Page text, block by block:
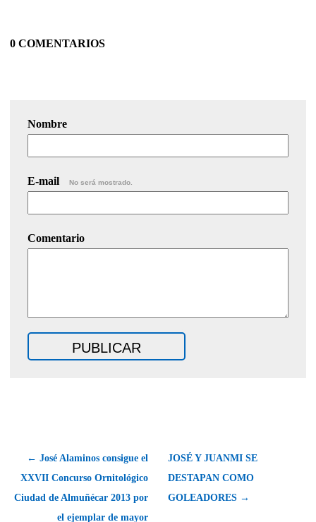
0 COMENTARIOS
Nombre
E-mail No será mostrado.
Comentario
← José Alaminos consigue el
XXVII Concurso Ornitológico
Ciudad de Almuñécar 2013 por
el ejemplar de mayor
JOSÉ Y JUANMI SE
DESTAPAN COMO
GOLEADORES →